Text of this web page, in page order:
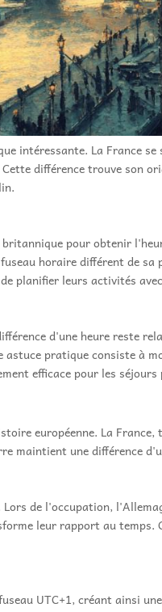
intéressante. La France se
différence trouve son
pour obtenir
horaire différent de
planifier leurs activités
d'une heure reste
pratique consiste à
efficace pour les
européenne. La France,
maintient une différence
de l'occupation,
leur rapport au temps.
UTC+1, créant ainsi